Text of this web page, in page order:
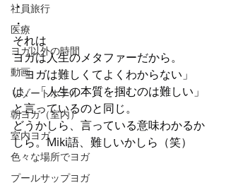
社員旅行
医療
ヨガ以外の時間
動画
リゾートホテル
朝ヨガ（室内）
室内ヨガ
色々な場所でヨガ
プールサップヨガ
・
・
それは
ヨガは人生のメタファーだから。
「ヨガは難しくてよくわからない」
は、「人生の本質を掴むのは難しい」
と言っているのと同じ。
どうかしら、言っている意味わかるか
しら。Miki語、難しいかしら（笑）